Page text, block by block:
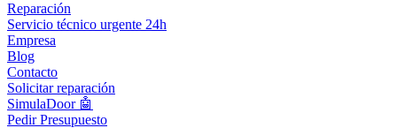
Reparación
Servicio técnico urgente 24h
Empresa
Blog
Contacto
Solicitar reparación
SimulaDoor 🤖
Pedir Presupuesto